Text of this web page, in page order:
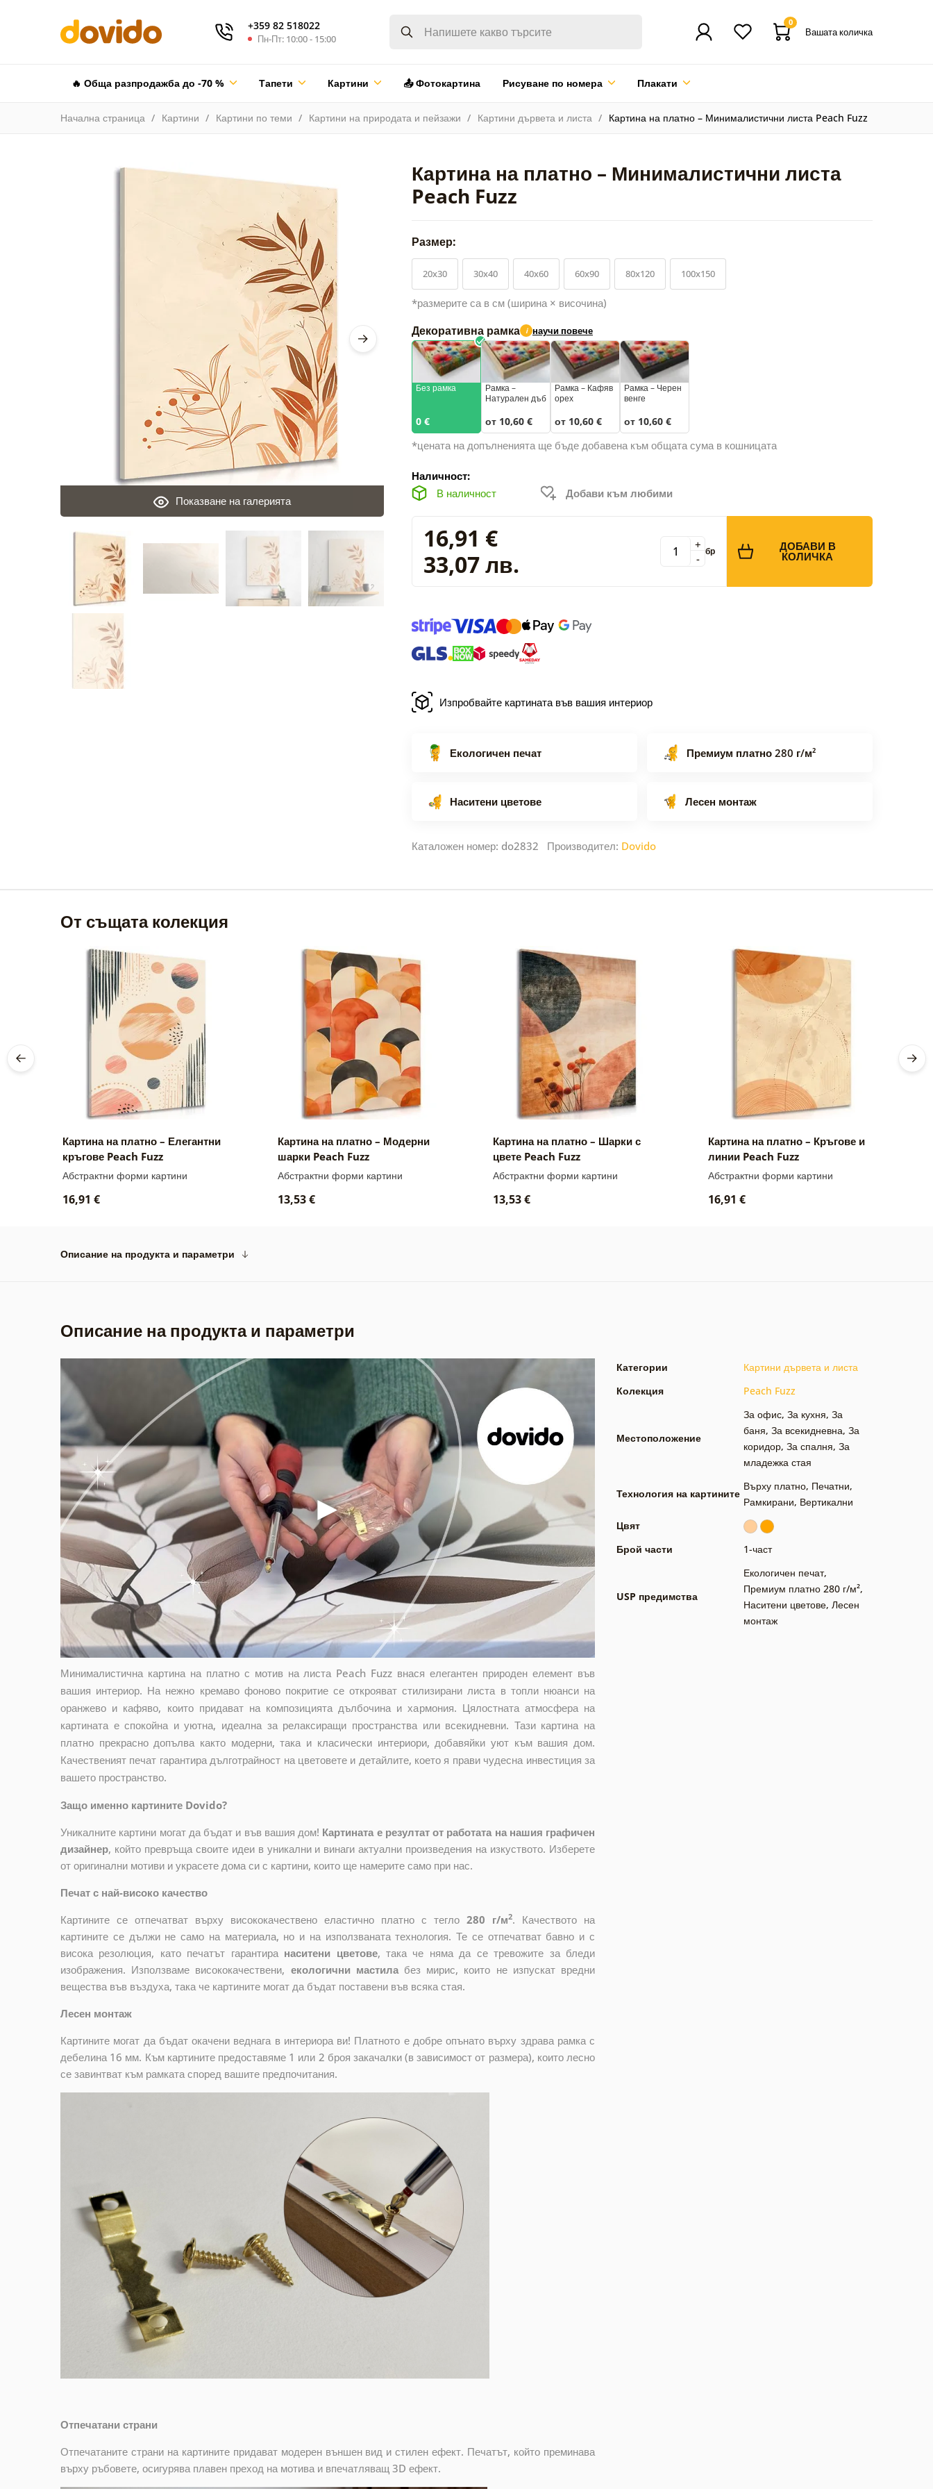
+359 82 518022
Пн-Пт: 10:00 - 15:00
0
Вашата количка
🔥 Обща разпродажба до -70 % Тапети Картини 📤 Фотокартина Рисуване по номера Плакати
Начална страница Картини Картини по теми Картини на природата и пейзажи Картини дървета и листа Картина на платно – Минималистични листа Peach Fuzz
Картина на платно – Минималистични листа
Peach Fuzz
Показване на галерията
Размер:
20x30 30x40 40x60 60x90 80x120 100x150
*размерите са в см (ширина × височина)
Декоративна рамка i научи повече
Без рамка
0 €
Рамка –
Натурален дъб
от 10,60 €
Рамка – Кафяв
орех
от 10,60 €
Рамка – Черен
венге
от 10,60 €
*цената на допълненията ще бъде добавена към общата сума в кошницата
Наличност:
В наличност
Добави към любими
16,91 €
33,07 лв.
-
+ бр ДОБАВИ В
КОЛИЧКА
Изпробвайте картината във вашия интериор
Екологичен печат Премиум платно 280 г/м²
Наситени цветове Лесен монтаж
Каталожен номер: do2832 Производител: Dovido
От същата колекция
Картина на платно – Елегантни
кръгове Peach Fuzz
Абстрактни форми картини
16,91 €
Картина на платно – Модерни
шарки Peach Fuzz
Абстрактни форми картини
13,53 €
Картина на платно – Шарки с
цвете Peach Fuzz
Абстрактни форми картини
13,53 €
Картина на платно – Кръгове и
линии Peach Fuzz
Абстрактни форми картини
16,91 €
Описание на продукта и параметри
Описание на продукта и параметри
Минималистична картина на платно с мотив на листа Peach Fuzz внася елегантен природен елемент във
вашия интериор. На нежно кремаво фоново покритие се открояват стилизирани листа в топли нюанси на
оранжево и кафяво, които придават на композицията дълбочина и хармония. Цялостната атмосфера на
картината е спокойна и уютна, идеална за релаксиращи пространства или всекидневни. Тази картина на
платно прекрасно допълва както модерни, така и класически интериори, добавяйки уют към вашия дом.
Качественият печат гарантира дълготрайност на цветовете и детайлите, което я прави чудесна инвестиция за
вашето пространство.
Защо именно картините Dovido?
Уникалните картини могат да бъдат и във вашия дом! Картината е резултат от работата на нашия графичен
дизайнер, койтопревръща своите идеи в уникални и винаги актуални произведения на изкуството. Изберете
от оригинални мотиви и украсете дома си с картини, които ще намерите само при нас.
Печат с най-високо качество
Картините се отпечатват върху висококачествено еластично платно с тегло 280 г/м2. Качеството на
картините се дължи не само на материала, но и на използваната технология. Те се отпечатват бавно и с
висока резолюция, като печатът гарантира наситени цветове, така че няма да се тревожите за бледи
изображения. Използваме висококачествени, екологични мастилабез мирис, които не изпускат вредни
вещества във въздуха, така че картините могат да бъдат поставени във всяка стая.
Лесен монтаж
Картините могат да бъдат окачени веднага в интериора ви! Платното е добре опънато върху здрава рамка с
дебелина 16 мм. Към картините предоставяме 1 или 2 броя закачалки (в зависимост от размера), които лесно
се завинтват към рамката според вашите предпочитания.
Отпечатани страни
Отпечатаните страни на картините придават модерен външен вид и стилен ефект. Печатът, който преминава
върху ръбовете, осигурява плавен преход на мотива и впечатляващ 3D ефект.
Категории
Картини дървета и листа
Колекция
Peach Fuzz
Местоположение
За офис, За кухня, За
баня, За всекидневна, За
коридор, За спалня, За
младежка стая
Технология на картините
Върху платно, Печатни,
Рамкирани, Вертикални
Цвят
Брой части
1-част
USP предимства
Екологичен печат,
Премиум платно 280 г/м²,
Наситени цветове, Лесен
монтаж